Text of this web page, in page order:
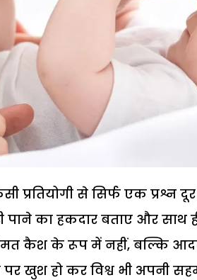
प्रतियोगी से सिर्फ एक प्रश्न
पाने का हकदार बताए और साथ
कैश के रूप में नहीं, बल्कि
हो कर विश्व भी अपनी